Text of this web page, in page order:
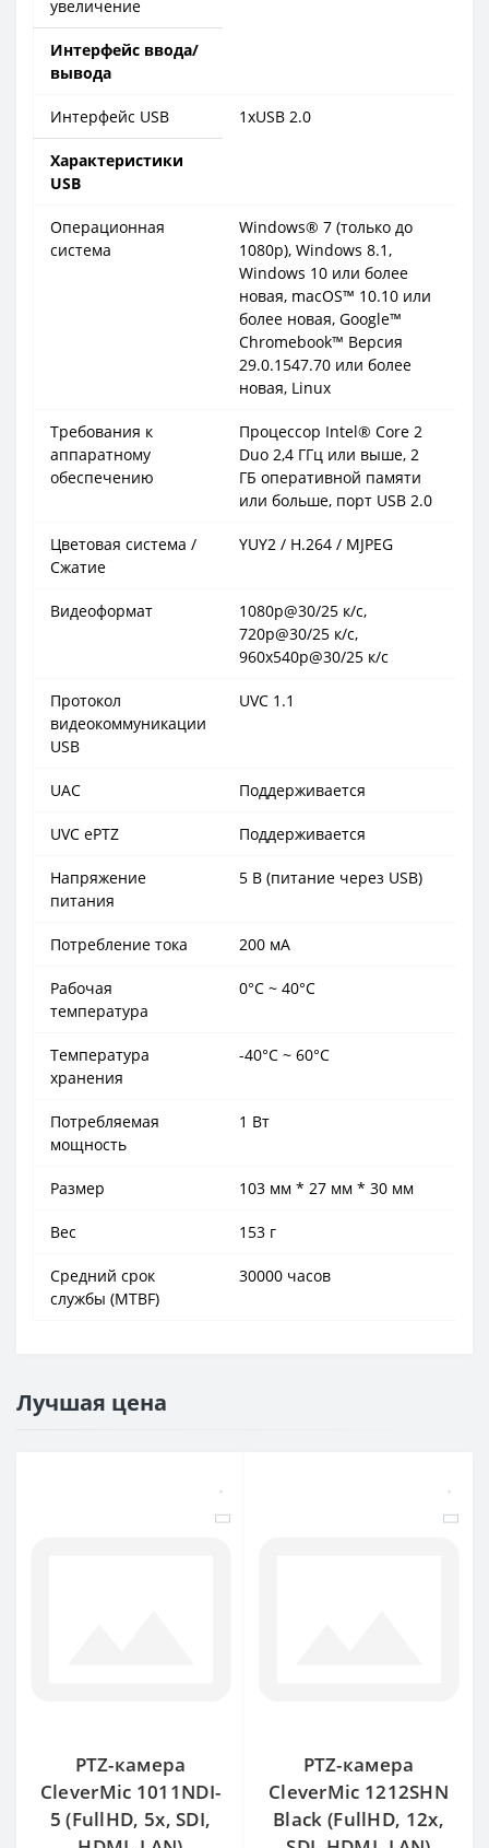
увеличение
Интерфейс ввода/
вывода
Интерфейс USB 1xUSB 2.0
Характеристики
USB
Операционная
система
Windows® 7 (только до
1080p), Windows 8.1,
Windows 10 или более
новая, macOS™ 10.10 или
более новая, Google™
Chromebook™ Версия
29.0.1547.70 или более
новая, Linux
Требования к
аппаратному
обеспечению
Процессор Intel® Core 2
Duo 2,4 ГГц или выше, 2
ГБ оперативной памяти
или больше, порт USB 2.0
Цветовая система /
Сжатие
YUY2 / H.264 / MJPEG
Видеоформат
1080p@30/25 к/с,
720p@30/25 к/с,
960x540p@30/25 к/с
Протокол
видеокоммуникации
USB
UVC 1.1
UAC Поддерживается
UVC ePTZ Поддерживается
Напряжение
питания
5 В (питание через USB)
Потребление тока 200 мА
Рабочая
температура
0°C ~ 40°C
Температура
хранения
-40°C ~ 60°C
Потребляемая
мощность
1 Вт
Размер 103 мм * 27 мм * 30 мм
Вес 153 г
Средний срок
службы (MTBF)
30000 часов
Лучшая цена
PTZ-камера
CleverMic 1011NDI-
5 (FullHD, 5x, SDI,
PTZ-камера
CleverMic 1212SHN
Black (FullHD, 12x,